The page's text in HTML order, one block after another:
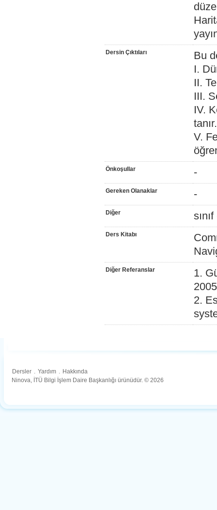
Dersin Çıktıları
Bu
I.
II.
III.
IV.
tanır.
V.
Önkoşullar -
Gereken Olanaklar -
Diğer
Ders Kitabı
Diğer Referanslar
1.
2.
Dersler . Yardım . Hakkında
Ninova, İTÜ Bilgi İşlem Daire Başkanlığı ürünüdür. © 2026